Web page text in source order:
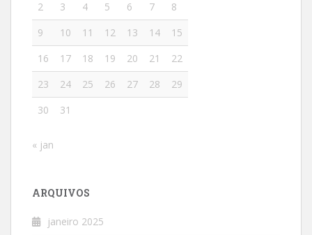
2 3 4 5 6 7
8
9
10 11 12 13 14
15
16
17 18 19 20 21
22
23
24 25 26 27 28
29
30
31
« jan
ARQUIVOS
janeiro 2025